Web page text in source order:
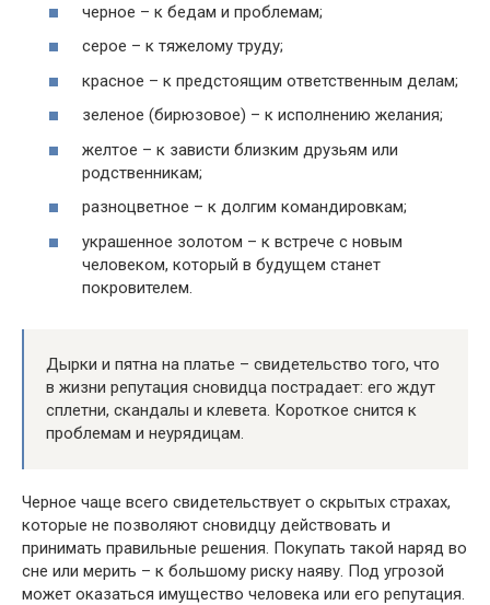
черное – к бедам и проблемам;
серое – к тяжелому труду;
красное – к предстоящим ответственным делам;
зеленое (бирюзовое) – к исполнению желания;
желтое – к зависти близким друзьям или
родственникам;
разноцветное – к долгим командировкам;
украшенное золотом – к встрече с новым
человеком, который в будущем станет
покровителем.
Дырки и пятна на платье – свидетельство того, что
в жизни репутация сновидца пострадает: его ждут
сплетни, скандалы и клевета. Короткое снится к
проблемам и неурядицам.
Черное чаще всего свидетельствует о скрытых страхах,
которые не позволяют сновидцу действовать и
принимать правильные решения. Покупать такой наряд во
сне или мерить – к большому риску наяву. Под угрозой
может оказаться имущество человека или его репутация.